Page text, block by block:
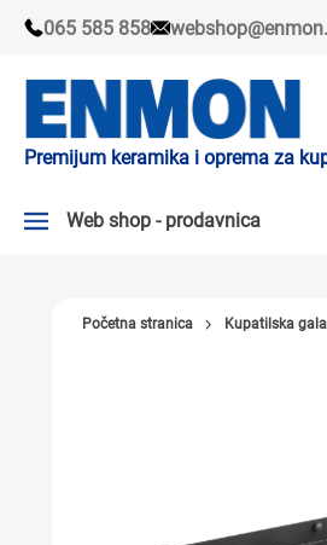
065 585 858
Premijum keramika i oprema za
Web shop - prodavnica
Početna stranica Kupatilska